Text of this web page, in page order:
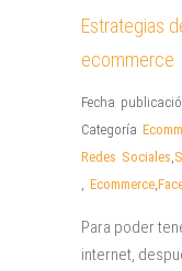
Estrategias
ecommerce
Fecha
Categoría
Redes Sociales,
, Ecommerce,
Para poder
internet,